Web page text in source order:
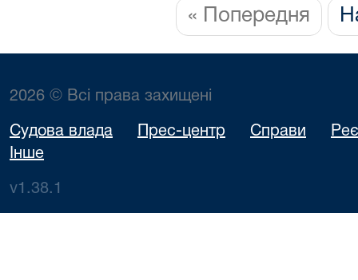
« Попередня
2026 © Всі права захищені
Судова влада Прес-центр Справи
Інше
v1.38.1